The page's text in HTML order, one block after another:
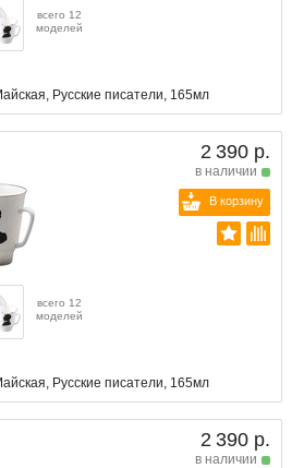
всего 12
моделей
Русские писатели, 165мл
2 390 р.
в наличии
В корзину
всего 12
моделей
Русские писатели, 165мл
2 390 р.
в наличии